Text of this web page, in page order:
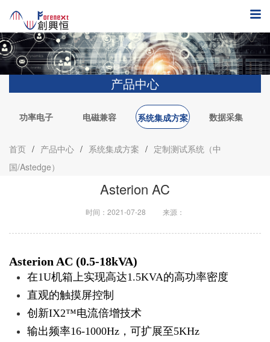
产品中心
功率电子 电磁兼容 系统集成方案 数据采集
首页 / 产品中心 / 系统集成方案 / 定制测试系统（中
国/Astedge）
Asterion AC
时间：2021-07-28 来源：
Asterion AC (0.5-18kVA)
在1U机箱上实现高达1.5KVA的高功率密度
直观的触摸屏控制
创新IX2™电流倍增技术
输出频率16-1000Hz，可扩展至5KHz